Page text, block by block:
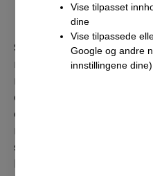
Free Stock
Selv om denne
navn, vil den gjøre
motta bildemateriale
designe, og trenger å
den være en god
mer til hjelp om du i
shutterstock- og/eller
kan laste ned
Vise tilpasset
dine
Vise tilpassede
Google og andre
innstillingene dine)